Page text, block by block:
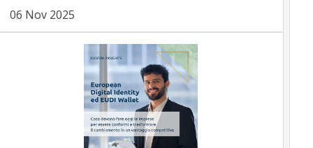
06 Nov 2025